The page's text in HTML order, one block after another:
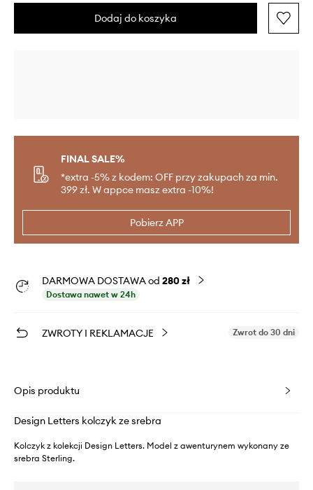
Dodaj do koszyka
FINAL SALE%
*extra -5% z kodem: OFF przy zakupach za min.
399 zł. W appce masz extra -10%!
Pobierz APP
DARMOWA DOSTAWA od 280 zł
Dostawa nawet w 24h
ZWROTY I REKLAMACJE Zwrot do 30 dni
Opis produktu
Design Letters kolczyk ze srebra
Kolczyk z kolekcji Design Letters. Model z awenturynem wykonany ze
srebra Sterling.